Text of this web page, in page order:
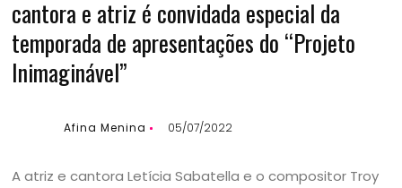
cantora e atriz é convidada especial da
temporada de apresentações do “Projeto
Inimaginável”
Afina Menina 05/07/2022
A atriz e cantora Letícia Sabatella e o compositor Troy